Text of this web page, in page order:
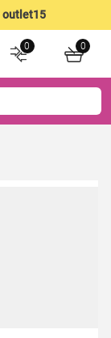
outlet15
0 0